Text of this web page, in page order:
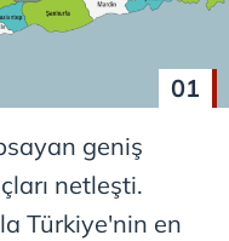
01
geniş
netleşti.
Türkiye'nin en